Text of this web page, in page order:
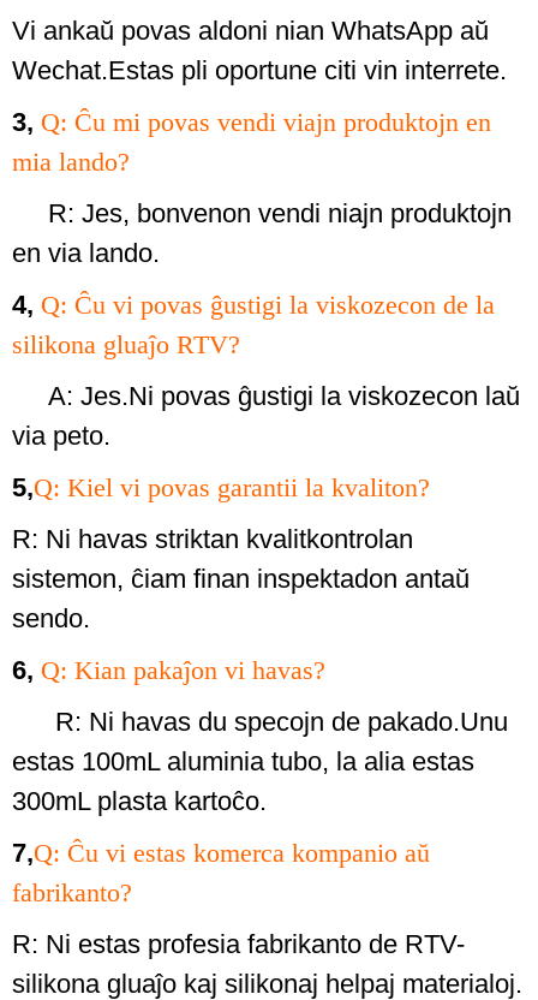
Vi ankaŭ povas aldoni nian WhatsApp aŭ
Wechat.Estas pli oportune citi vin interrete.
3, Q: Ĉu mi povas vendi viajn produktojn en
mia lando?
R: Jes, bonvenon vendi niajn produktojn
en via lando.
4, Q: Ĉu vi povas ĝustigi la viskozecon de la
silikona gluaĵo RTV?
A: Jes.Ni povas ĝustigi la viskozecon laŭ
via peto.
5,Q: Kiel vi povas garantii la kvaliton?
R: Ni havas striktan kvalitkontrolan
sistemon, ĉiam finan inspektadon antaŭ
sendo.
6, Q: Kian pakaĵon vi havas?
R: Ni havas du specojn de pakado.Unu
estas 100mL aluminia tubo, la alia estas
300mL plasta kartoĉo.
7,Q: Ĉu vi estas komerca kompanio aŭ
fabrikanto?
R: Ni estas profesia fabrikanto de RTV-
silikona gluaĵo kaj silikonaj helpaj materialoj.